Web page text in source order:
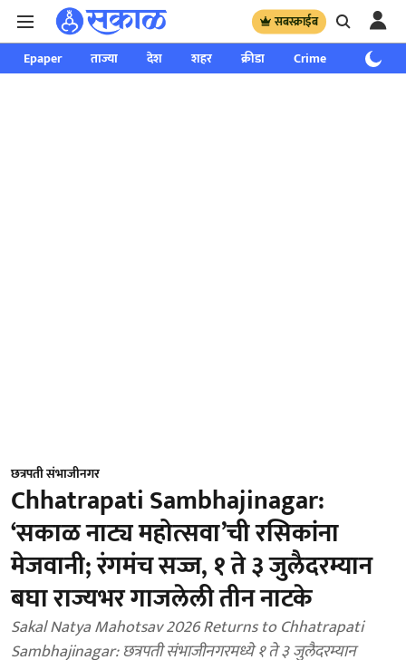
सबस्क्राईब
Epaper ताज्या देश शहर क्रीडा Crime साप्ताहिक
छत्रपती संभाजीनगर
Chhatrapati Sambhajinagar:
‘सकाळ नाट्य महोत्सवा’ची रसिकांना
मेजवानी; रंगमंच सज्ज, १ ते ३ जुलैदरम्यान
बघा राज्यभर गाजलेली तीन नाटके
Sakal Natya Mahotsav 2026 Returns to Chhatrapati
Sambhajinagar: छत्रपती संभाजीनगरमध्ये १ ते ३ जुलैदरम्यान